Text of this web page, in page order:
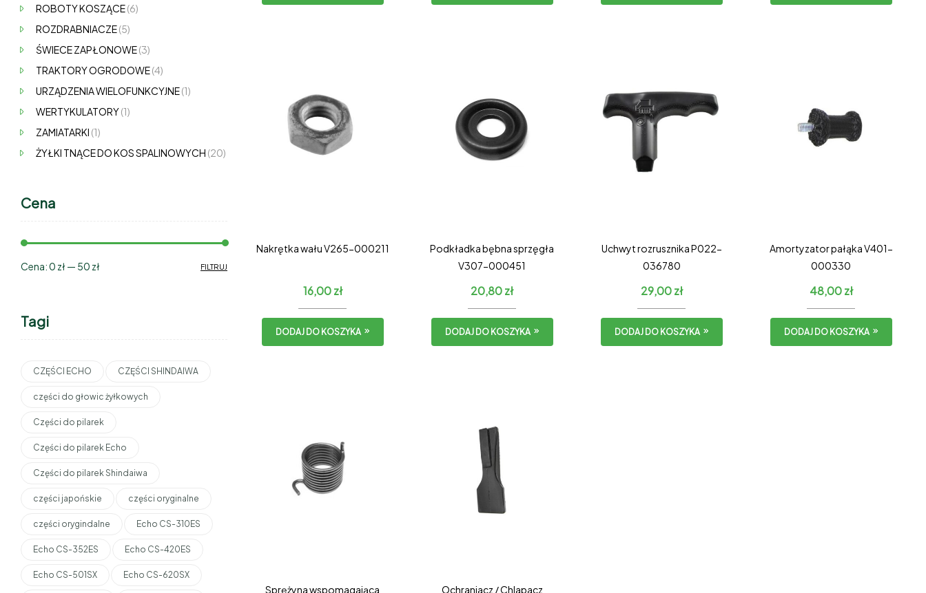
Nakrętka wału V265-000211
16,00zł
DODAJ DO KOSZYKA
Podkładka bębna sprzęgła
V307-000451
20,80zł
DODAJ DO KOSZYKA
Uchwyt rozrusznika P022-
036780
29,00zł
DODAJ DO KOSZYKA
Amortyzator pałąka V401-
000330
48,00zł
DODAJ DO KOSZYKA
Sprężyna wspomagająca
Ochraniacz / Chlapacz
ROBOTY KOSZĄCE(6)
ROZDRABNIACZE(5)
ŚWIECE ZAPŁONOWE(3)
TRAKTORY OGRODOWE(4)
URZĄDZENIA WIELOFUNKCYJNE(1)
WERTYKULATORY(1)
ZAMIATARKI (1)
ŻYŁKI TNĄCE DO KOS SPALINOWYCH (20)
Cena
FILTRUJ
Cena:0 zł— 50 zł
Tagi
CZĘŚCI ECHO CZĘŚCI SHINDAIWA
części do głowic żyłkowych
Części do pilarek
Części do pilarek Echo
Części do pilarek Shindaiwa
części japońskie części oryginalne
części orygindalne Echo CS-310ES
Echo CS-352ES Echo CS-420ES
Echo CS-501SX Echo CS-620SX